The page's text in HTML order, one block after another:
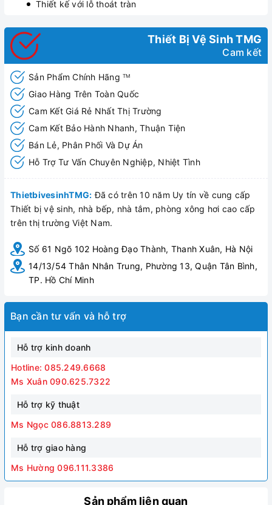
Thiết kế với lỗ thoát tràn
Thiết Bị Vệ Sinh TMG
Cam kết
Sản Phẩm Chính Hãng TM
Giao Hàng Trên Toàn Quốc
Cam Kết Giá Rẻ Nhất Thị Trường
Cam Kết Bảo Hành Nhanh, Thuận Tiện
Bán Lẻ, Phân Phối Và Dự Án
Hỗ Trợ Tư Vấn Chuyên Nghiệp, Nhiệt Tình
ThietbivesinhTMG: Đã có trên 10 năm Uy tín về cung cấp
Thiết bị vệ sinh, nhà bếp, nhà tắm, phòng xông hơi cao cấp
trên thị trường Việt Nam.
Số 61 Ngõ 102 Hoàng Đạo Thành, Thanh Xuân, Hà Nội
14/13/54 Thân Nhân Trung, Phường 13, Quận Tân Bình,
TP. Hồ Chí Minh
Bạn cần tư vấn và hỗ trợ
Hỗ trợ kinh doanh
Hotline: 085.249.6668
Ms Xuân 090.625.7322
Hỗ trợ kỹ thuật
Ms Ngọc 086.8813.289
Hỗ trợ giao hàng
Ms Hường 096.111.3386
Sản phẩm liên quan